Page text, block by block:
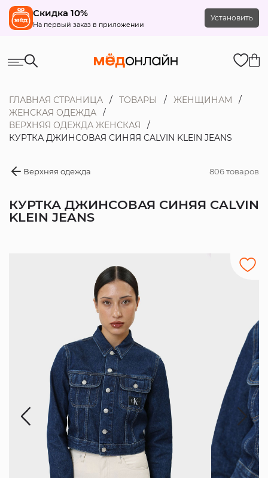
Скидка 10%
На первый заказ в приложении
Установить
ГЛАВНАЯ СТРАНИЦА ТОВАРЫ
ЖЕНЩИНАМ
ЖЕНСКАЯ ОДЕЖДА
ВЕРХНЯЯ ОДЕЖДА ЖЕНСКАЯ
КУРТКА ДЖИНСОВАЯ СИНЯЯ CALVIN KLEIN JEANS
Верхняя одежда 806 товаров
КУРТКА ДЖИНСОВАЯ СИНЯЯ CALVIN
KLEIN JEANS